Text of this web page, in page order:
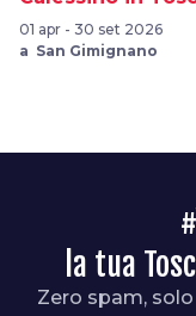
01 apr - 30 set 2026
a San Gimignano
la tua
Zero spam,